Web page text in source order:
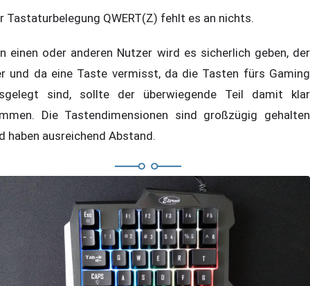
Tastaturbelegung QWERT(Z) fehlt es an nichts.
einen oder anderen Nutzer wird es sicherlich geben, der
und da eine Taste vermisst, da die Tasten fürs Gaming
sind, sollte der überwiegende Teil damit klar
Die Tastendimensionen sind großzügig gehalten
haben ausreichend Abstand.